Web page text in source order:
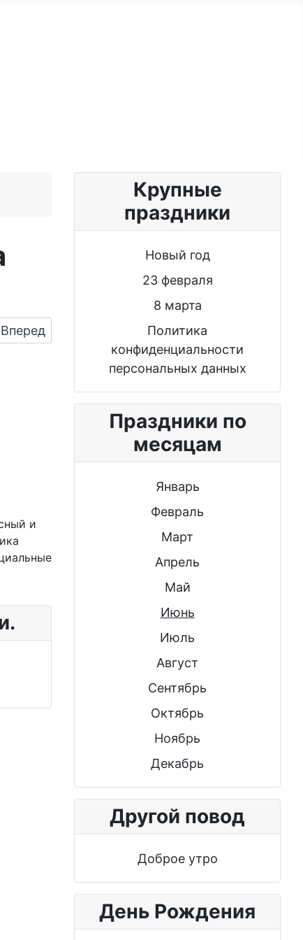
Следующий: Классическая и смешная
Вперед
и
Крупные
праздники
Новый год
23 февраля
8 марта
Политика
конфиденциальности
персональных данных
Праздники по
месяцам
Январь
Февраль
Март
Апрель
Май
Июнь
Июль
Август
Сентябрь
Октябрь
Ноябрь
Декабрь
Другой повод
Доброе утро
День Рождения